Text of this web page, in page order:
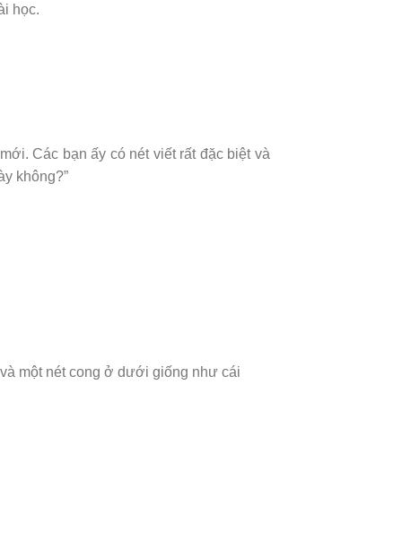
học.
Các bạn ấy có nét viết rất đặc biệt và
không?”
một nét cong ở dưới giống như cái